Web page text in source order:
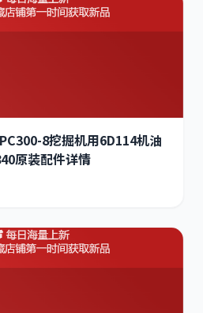
8挖掘机用6D114机油
原装配件详情